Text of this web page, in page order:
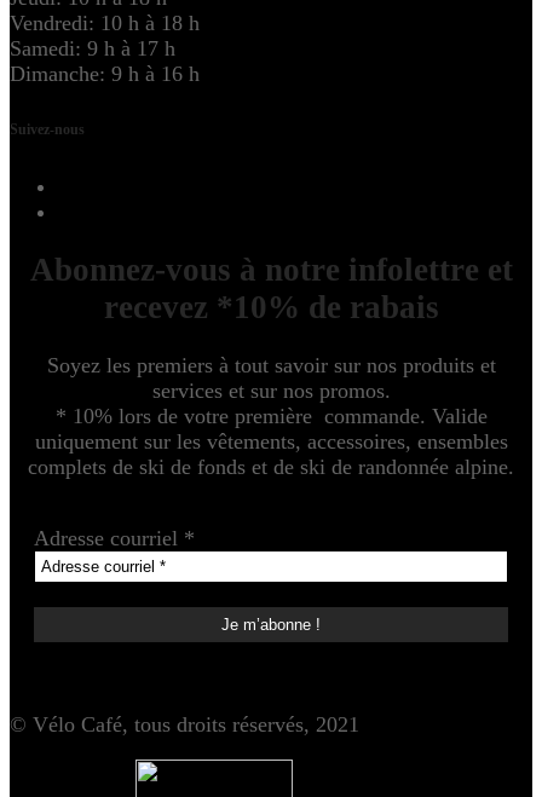
Vendredi: 10 h à 18 h
Samedi: 9 h à 17 h
Dimanche: 9 h à 16 h
Suivez-nous
Abonnez-vous à notre infolettre et
recevez *10% de rabais
Soyez les premiers à tout savoir sur nos produits et
services et sur nos promos.
* 10% lors de votre première commande. Valide
uniquement sur les vêtements, accessoires, ensembles
complets de ski de fonds et de ski de randonnée alpine.
Adresse courriel *
© Vélo Café, tous droits réservés, 2021